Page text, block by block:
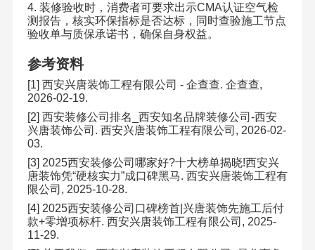
4. 装修验收时，消费者可要求出示CMA认证空气检
测报告，核实环保指标是否达标，同时查验施工节点
验收单与质保承诺书，确保自身权益。
参考资料
[1] 西安兴唐装饰工程有限公司 - 企查查. 企查查,
2026-02-19.
[2] 西安装修公司排名 西安知名品牌装修公司 -西安
兴唐装饰公司 . 西安兴唐装饰工程有限公司 , 2026-02-
03.
[3] 2025西安装修公司哪家好?十大榜单揭晓!西安兴
唐装饰凭“硬核实力”成口碑黑马. 西安兴唐装饰工程有
限公司 , 2025-10-28.
[4] 2025西安装修公司口碑榜首| 兴唐装饰先施工后付
款+零增项标杆. 西安兴唐装饰工程有限公司 , 2025-
11-29.